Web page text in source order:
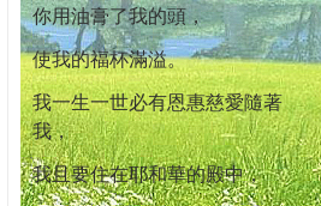
你用油膏了我的頭，
使我的福杯滿溢。
我一生一世必有恩惠慈愛隨著
我，
我且要住在耶和華的殿中，